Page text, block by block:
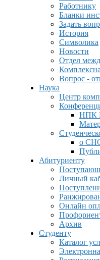
Работнику
Бланки
Задать
История
Символика
Новости
Отдел
Вопрос -
Наука
Центр
НПК
о
Абитуриенту
Личный
Онлайн
Архив
Студенту
Каталог